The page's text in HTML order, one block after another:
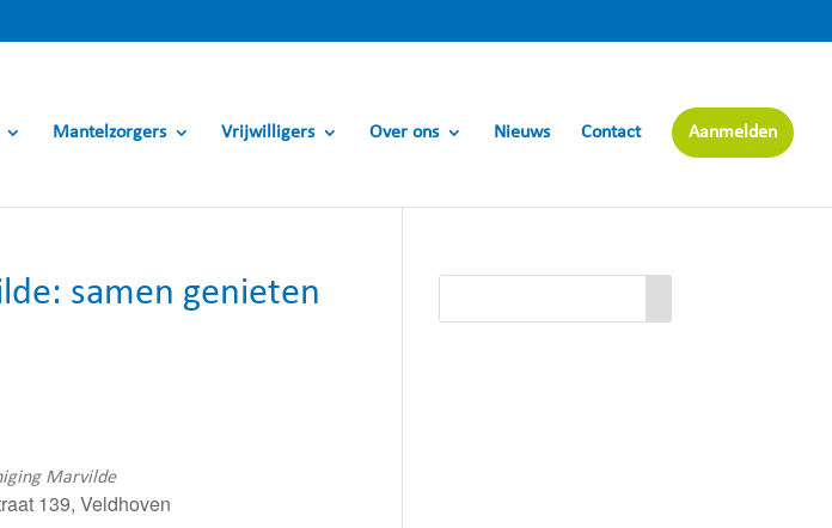
Mantelzorgers Vrijwilligers Over ons Nieuws Contact Aanmelden
samen genieten
Marvilde
139, Veldhoven